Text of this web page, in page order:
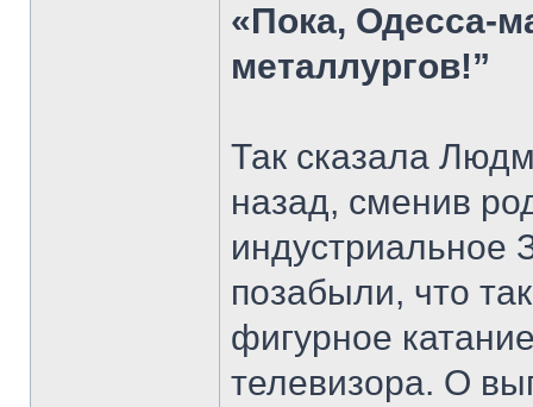
«Пока, Одесса-
металлургов!”
Так сказала
назад, сменив
индустриальное
позабыли, что
фигурное
телевизора. О